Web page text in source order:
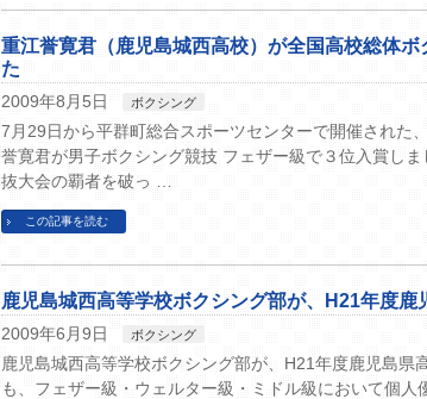
重江誉寛君（鹿児島城西高校）が全国高校総体
た
2009年8月5日 ボクシング
7月29日から平群町総合スポーツセンターで開催された
誉寛君が男子ボクシング競技 フェザー級で３位入賞し
抜大会の覇者を破っ …
この記事を読む
鹿児島城西高等学校ボクシング部が、H21年度
2009年6月9日 ボクシング
鹿児島城西高等学校ボクシング部が、H21年度鹿児島
も、フェザー級・ウェルター級・ミドル級において個